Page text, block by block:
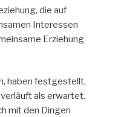
die auf
Interessen
Erziehung
haben festgestellt,
als erwartet.
mit den Dingen